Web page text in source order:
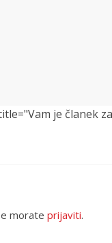
je članek
morate prijaviti.